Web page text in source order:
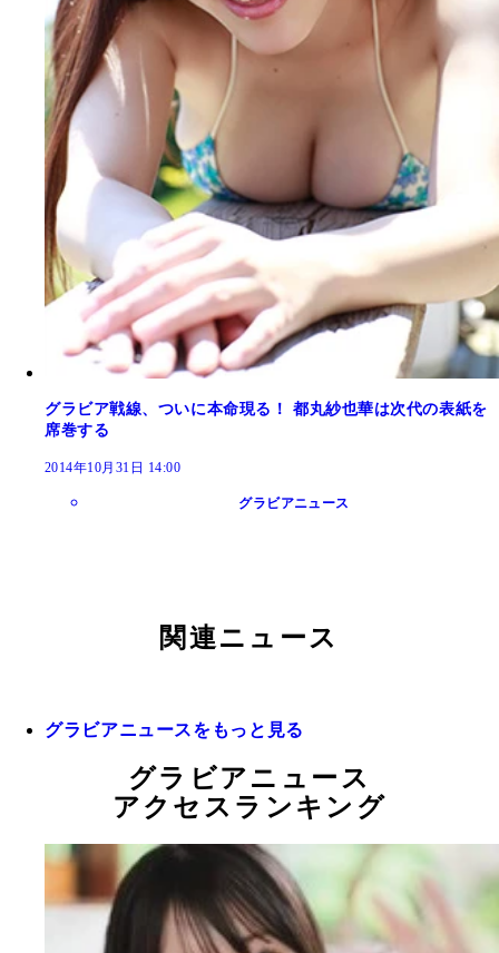
グラビア戦線、ついに本命現る！ 都丸紗也華は次代の表紙を
席巻する
2014年10月31日 14:00
グラビアニュース
関連ニュース
グラビアニュースをもっと見る
グラビアニュース
アクセスランキング